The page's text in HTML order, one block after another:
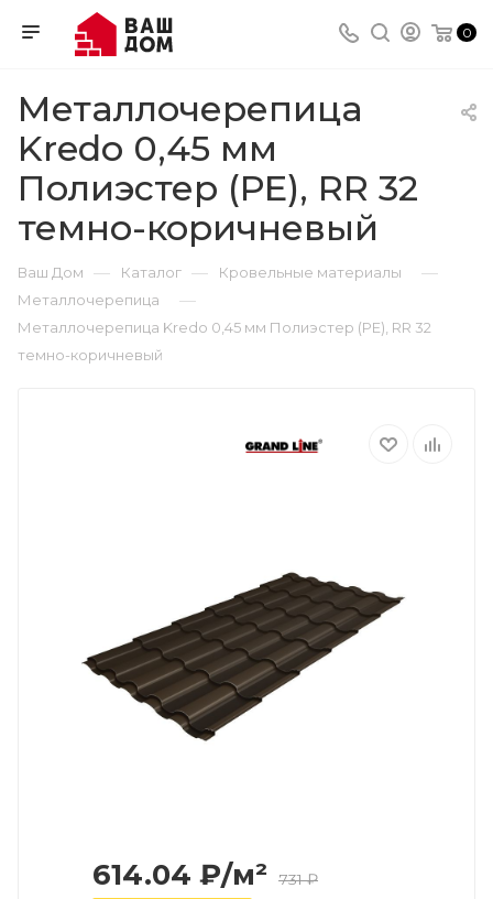
0
Металлочерепица
Kredo 0,45 мм
Полиэстер (РЕ), RR 32
темно-коричневый
Ваш Дом — Каталог — Кровельные материалы —
Металлочерепица —
Металлочерепица Kredo 0,45 мм Полиэстер (РЕ), RR 32
темно-коричневый
614.04 ₽/м² 731₽